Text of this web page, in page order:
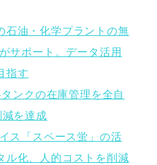
石油・化学プラントの無
サポート。データ活用
指す
ンクの在庫管理を全自
を達成
ス「スペース蛍」の活
ル化、人的コストを削減